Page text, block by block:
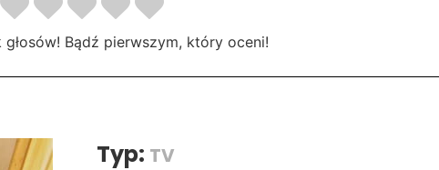
Bądź pierwszym, który oceni!
Typ: TV